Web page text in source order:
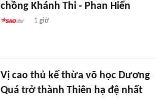
chồng Khánh Thi - Phan Hiển
1 giờ
Vị cao thủ kế thừa võ học Dương
Quá trở thành Thiên hạ đệ nhất